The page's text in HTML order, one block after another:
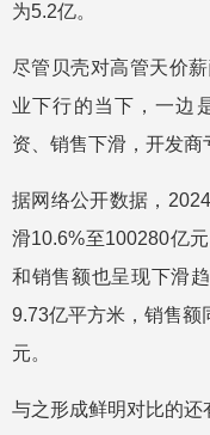
为5.2亿。
尽管贝壳对高管天价
业下行的当下，一边
资、销售下滑，开发商
据网络公开数据，
滑10.6%至100280亿
和销售额也呈现下滑
9.73亿平方米，销售额
元。
与之形成鲜明对比的还